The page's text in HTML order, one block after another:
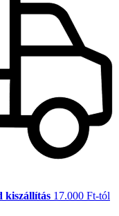
kiszállítás 17.000 Ft-tól